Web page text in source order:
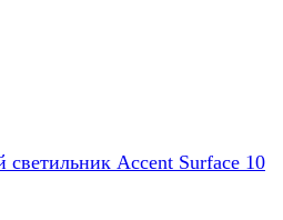
Accent Surface 10